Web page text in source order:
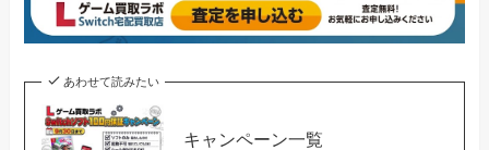
あわせて読みたい
キャンペーン一覧